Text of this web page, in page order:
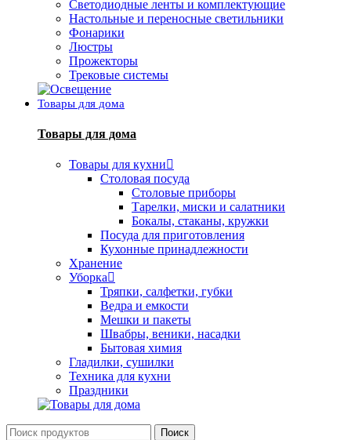
Светодиодные ленты и комплектующие
Настольные и переносные светильники
Фонарики
Люстры
Прожекторы
Трековые системы
Товары для дома
Товары для дома
Товары для кухни
Столовая посуда
Столовые приборы
Тарелки, миски и салатники
Бокалы, стаканы, кружки
Посуда для приготовления
Кухонные принадлежности
Хранение
Уборка
Тряпки, салфетки, губки
Ведра и емкости
Мешки и пакеты
Швабры, веники, насадки
Бытовая химия
Гладилки, сушилки
Техника для кухни
Праздники
Поиск